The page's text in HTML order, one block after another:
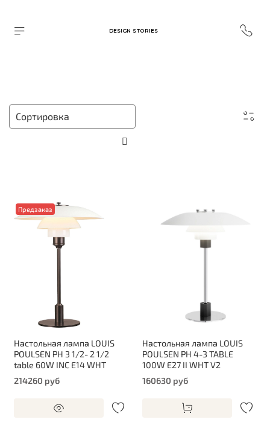
DESIGN STORIES
Предзаказ
Настольная лампа LOUIS
POULSEN PH 3 1/2- 2 1/2
table 60W INC E14 WHT
214260 руб
Настольная лампа LOUIS
POULSEN PH 4-3 TABLE
100W E27 II WHT V2
160630 руб